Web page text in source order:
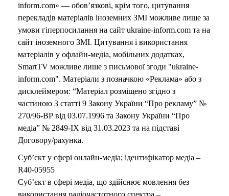
inform.com» — обов’язкові, крім того, цитування
перекладів матеріалів іноземних ЗМІ можливе лише за
умови гіперпосилання на сайт ukraine-inform.com та на
сайт іноземного ЗМІ. Цитування і використання
матеріалів у офлайн-медіа, мобільних додатках,
SmartTV можливе лише з письмової згоди "ukraine-
inform.com". Матеріали з позначкою «Реклама» або з
дисклеймером: “Матеріал розміщено згідно з
частиною 3 статті 9 Закону України “Про рекламу” №
270/96-ВР від 03.07.1996 та Закону України “Про
медіа” № 2849-IX від 31.03.2023 та на підставі
Договору/рахунка.
Суб’єкт у сфері онлайн-медіа; ідентифікатор медіа –
R40-05955
Суб’єкт в сфері медіа, що здійснює мовлення без
використання радіочастотного спектра –